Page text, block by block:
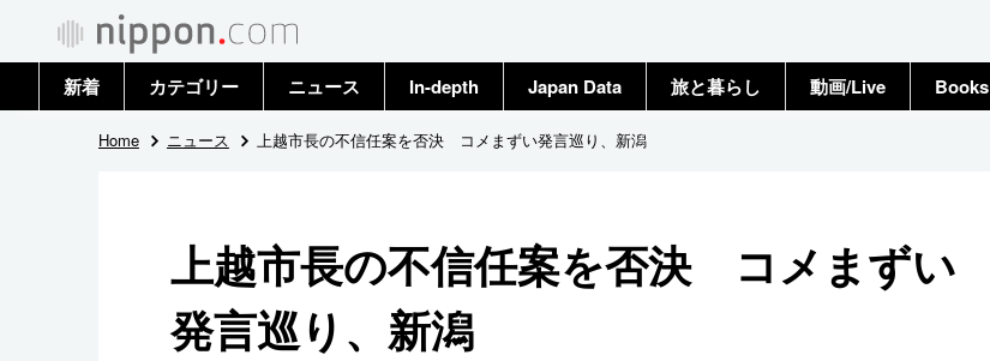
新着 カテゴリー
政治・外交
社会
ニュース
トップ
In-depth Japan Data 旅と暮らし 動画/Live Books
Home ニュース 上越市長の不信任案を否決 コメまずい発言巡り、新潟
上越市長の不信任案を否決 コメまずい
発言巡り、新潟